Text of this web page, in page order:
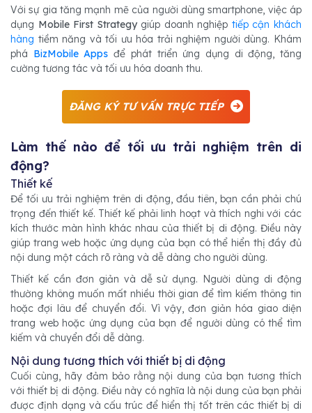
Với sự gia tăng mạnh mẽ của người dùng smartphone, việc áp
dụng Mobile First Strategygiúp doanh nghiệp tiếp cận khách
hàng tiềm năng và tối ưu hóa trải nghiệm người dùng. Khám
phá BizMobile Apps để phát triển ứng dụng di động, tăng
cường tương tác và tối ưu hóa doanh thu.
ĐĂNG KÝ TƯ VẤN TRỰC TIẾP
Làm thế nào để tối ưu trải nghiệm trên di
động?
Thiết kế
Để tối ưu trải nghiệm trên di động, đầu tiên, bạn cần phải chú
trọng đến thiết kế. Thiết kế phải linh hoạt và thích nghi với các
kích thước màn hình khác nhau của thiết bị di động. Điều này
giúp trang web hoặc ứng dụng của bạn có thể hiển thị đầy đủ
nội dung một cách rõ ràng và dễ dàng cho người dùng.
Thiết kế cần đơn giản và dễ sử dụng. Người dùng di động
thường không muốn mất nhiều thời gian để tìm kiếm thông tin
hoặc đợi lâu để chuyển đổi. Vì vậy, đơn giản hóa giao diện
trang web hoặc ứng dụng của bạn để người dùng có thể tìm
kiếm và chuyển đổi dễ dàng.
Nội dung tương thích với thiết bị di động
Cuối cùng, hãy đảm bảo rằng nội dung của bạn tương thích
với thiết bị di động. Điều này có nghĩa là nội dung của bạn phải
được định dạng và cấu trúc để hiển thị tốt trên các thiết bị di